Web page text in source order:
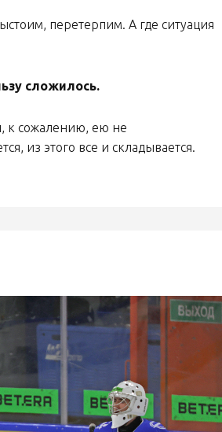
перетерпим. А где ситуация
сложилось.
к сожалению, ею не
из этого все и складывается.